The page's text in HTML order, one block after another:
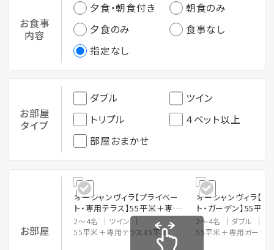
お食事
内容
夕食・朝食付き
朝食のみ
夕食のみ
食事なし
指定なし
お部屋
タイプ
ダブル
ツイン
トリプル
４ベット以上
部屋おまかせ
お部屋
オーシャンヴィラ【プライベー
ト・専用テラス】55平米＋専用
テラス35平米 ツインルーム
2～4名
ツイン
55平米＋専用テラス35平米
オーシャンヴィラ【プ
ト・ガーデン】55平
ーデン35平米 キン
ーム
2～4名
ダブル
55平米＋専用ガーデ